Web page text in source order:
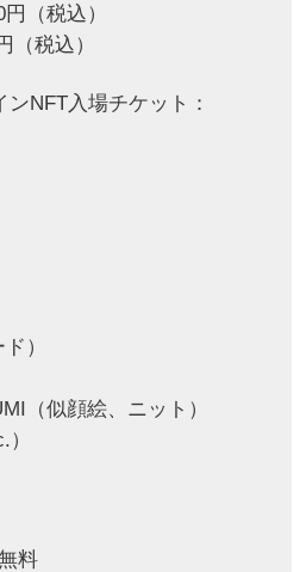
（税込）
（税込）
NFT入場チケット：
）
（似顔絵、ニット）
料